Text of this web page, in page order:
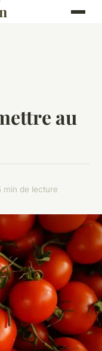
au
min de lecture